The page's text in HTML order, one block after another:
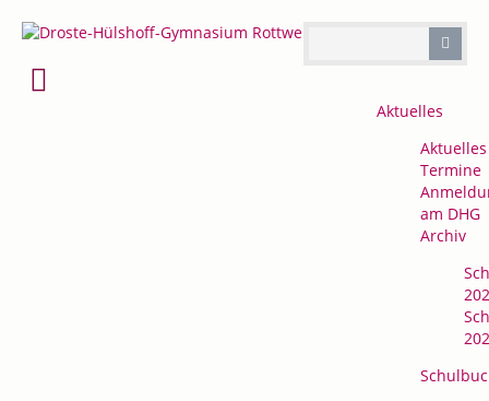
überspringen
Aktuelles
Aktuelles
Termine
am DHG
Archiv